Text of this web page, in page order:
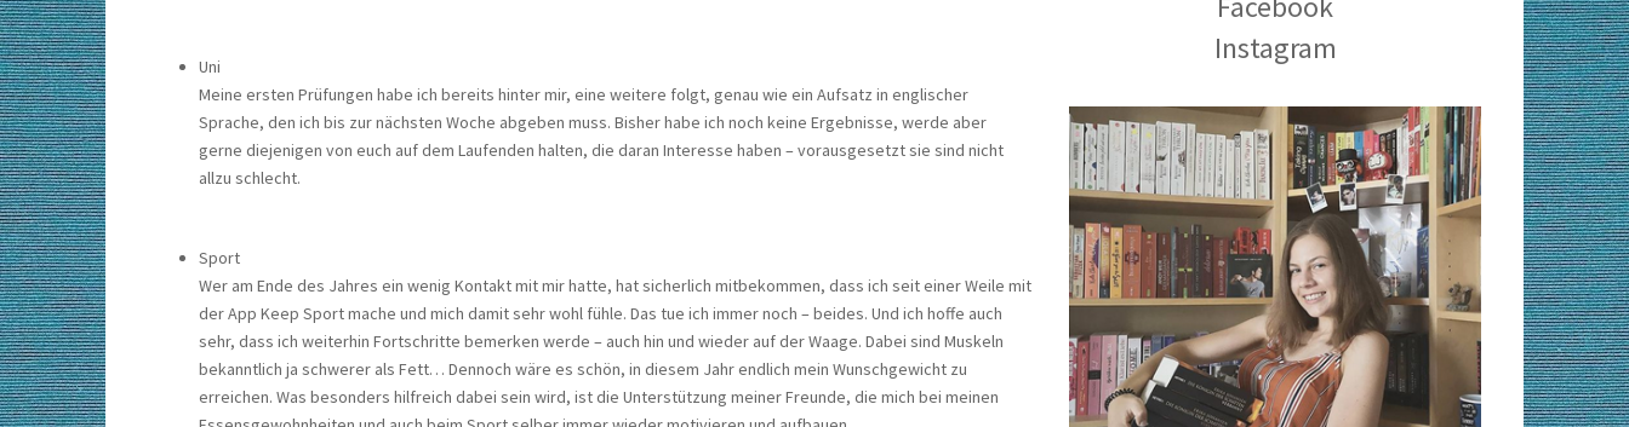
Uni
Meine ersten Prüfungen habe ich bereits hinter mir, eine weitere folgt, genau wie ein Aufsatz in englischer
Sprache, den ich bis zur nächsten Woche abgeben muss. Bisher habe ich noch keine Ergebnisse, werde aber
gerne diejenigen von euch auf dem Laufenden halten, die daran Interesse haben – vorausgesetzt sie sind nicht
allzu schlecht.
Sport
Wer am Ende des Jahres ein wenig Kontakt mit mir hatte, hat sicherlich mitbekommen, dass ich seit einer Weile mit
der App Keep Sport mache und mich damit sehr wohl fühle. Das tue ich immer noch – beides. Und ich hoffe auch
sehr, dass ich weiterhin Fortschritte bemerken werde – auch hin und wieder auf der Waage. Dabei sind Muskeln
bekanntlich ja schwerer als Fett… Dennoch wäre es schön, in diesem Jahr endlich mein Wunschgewicht zu
erreichen. Was besonders hilfreich dabei sein wird, ist die Unterstützung meiner Freunde, die mich bei meinen
Instagram